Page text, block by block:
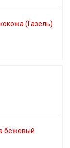
(Газель)
бежевый